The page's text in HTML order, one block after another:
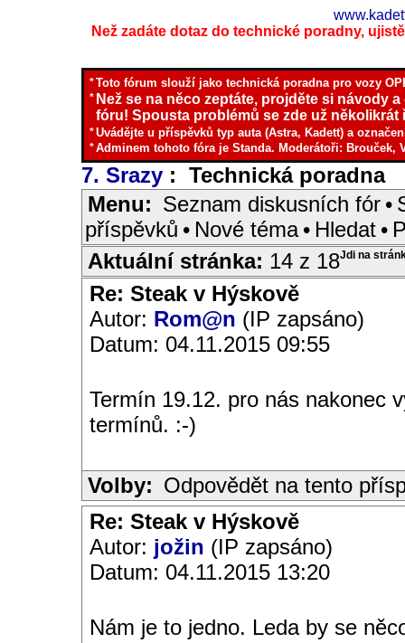
Než zadáte dotaz do technické poradny,
*Toto fórum slouží jako technická poradna pro vozy
* Než se na něco zeptáte, projděte si návody
fóru! Spousta problémů se zde už několikrát
*Uvádějte u příspěvků typ auta (Astra, Kadett) a
*Adminem tohoto fóra je Standa. Moderátoři: Brouček,
7. Srazy : Technická poradna
Menu: Seznam diskusních fór •
příspěvků • Nové téma • Hledat •
Jdi na
Aktuální stránka: 14 z 18
Re: Steak v Hýskově
Autor: Rom@n (IP zapsáno)
Datum: 04.11.2015 09:55
Termín 19.12. pro nás nakonec
termínů. :-)
Volby: Odpovědět na tento
Re: Steak v Hýskově
Autor: jožin (IP zapsáno)
Datum: 04.11.2015 13:20
Nám je to jedno. Leda by se